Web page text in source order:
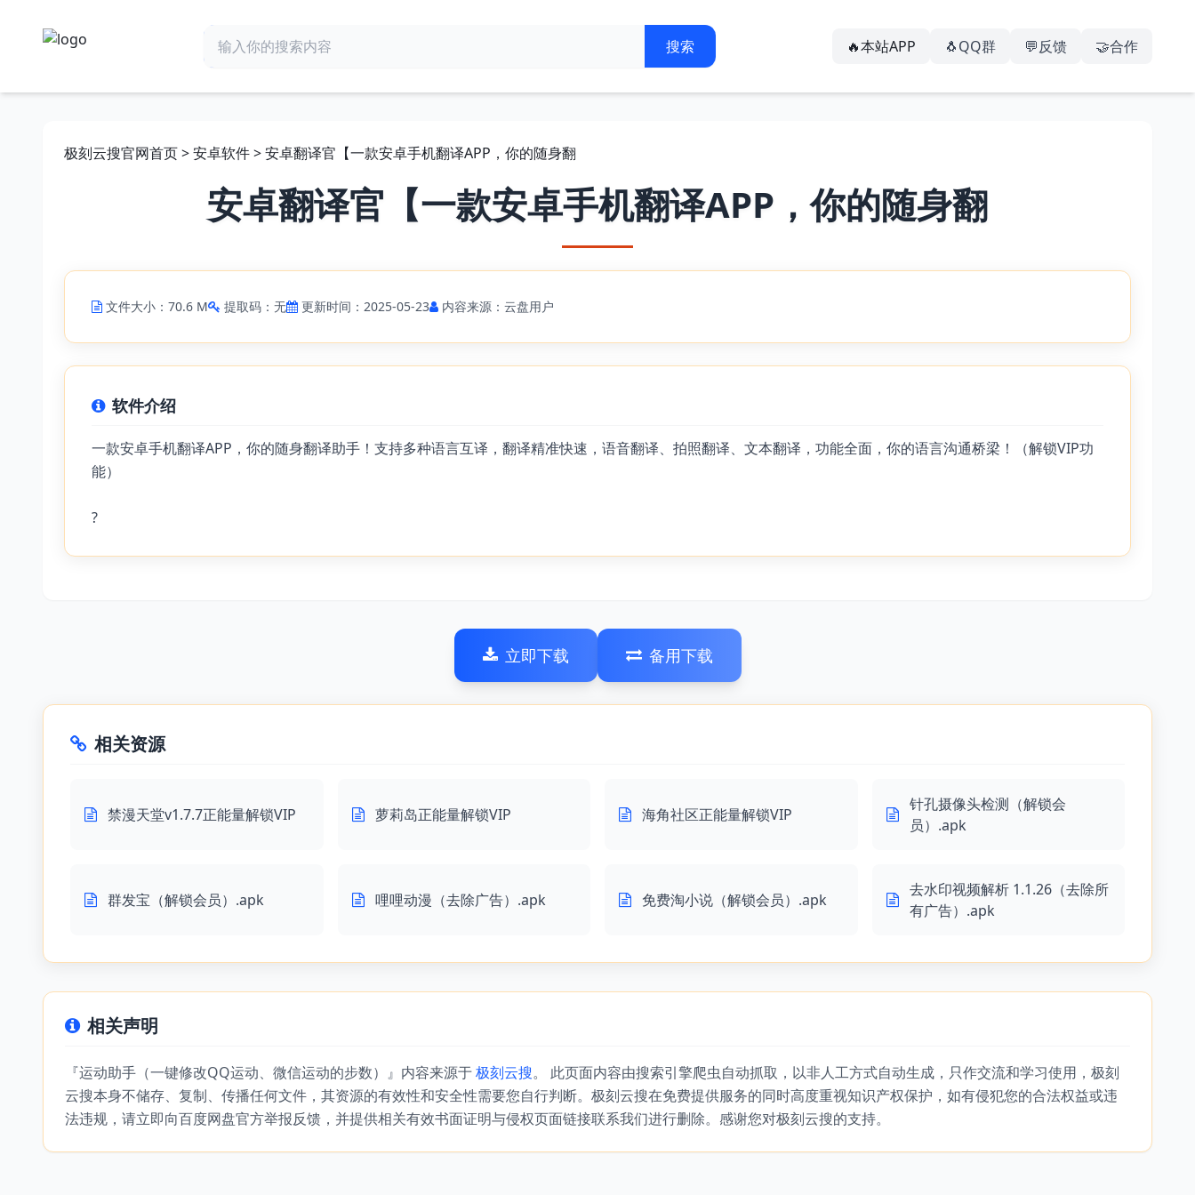
🔥本站APP 🐧QQ群 💬反馈 🤝合作
极刻云搜官网首页>安卓软件> 安卓翻译官【一款安卓手机翻译APP，你的随身翻
安卓翻译官【一款安卓手机翻译APP，你的随身翻
文件大小：70.6 M 提取码：无 更新时间：2025-05-23 内容来源：云盘用户
软件介绍
一款安卓手机翻译APP，你的随身翻译助手！支持多种语言互译，翻译精准快速，语音翻译、拍照翻译、文本翻译，功能全面，你的语言沟通桥梁！（解锁VIP功
能）
?
立即下载 备用下载
相关资源
禁漫天堂v1.7.7正能量解锁VIP 萝莉岛正能量解锁VIP 海角社区正能量解锁VIP
针孔摄像头检测（解锁会
员）.apk
群发宝（解锁会员）.apk 哩哩动漫（去除广告）.apk 免费淘小说（解锁会员）.apk
去水印视频解析 1.1.26（去除所
有广告）.apk
相关声明
『运动助手（一键修改QQ运动、微信运动的步数）』内容来源于极刻云搜。 此页面内容由搜索引擎爬虫自动抓取，以非人工方式自动生成，只作交流和学习使用，极刻
云搜本身不储存、复制、传播任何文件，其资源的有效性和安全性需要您自行判断。极刻云搜在免费提供服务的同时高度重视知识产权保护，如有侵犯您的合法权益或违
法违规，请立即向百度网盘官方举报反馈，并提供相关有效书面证明与侵权页面链接联系我们进行删除。感谢您对极刻云搜的支持。